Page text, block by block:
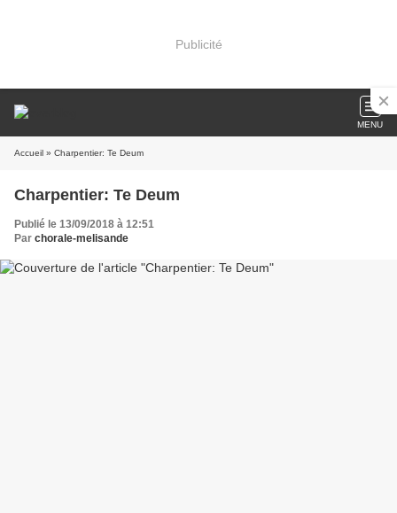
Publicité
MENU
Accueil » Charpentier: Te Deum
Charpentier: Te Deum
Publié le 13/09/2018 à 12:51
Par chorale-melisande